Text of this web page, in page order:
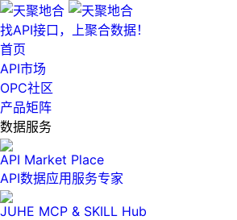
找API接口，上聚合数据！
首页
API市场
OPC社区
产品矩阵
数据服务
API Market Place
API数据应用服务专家
JUHE MCP & SKILL Hub